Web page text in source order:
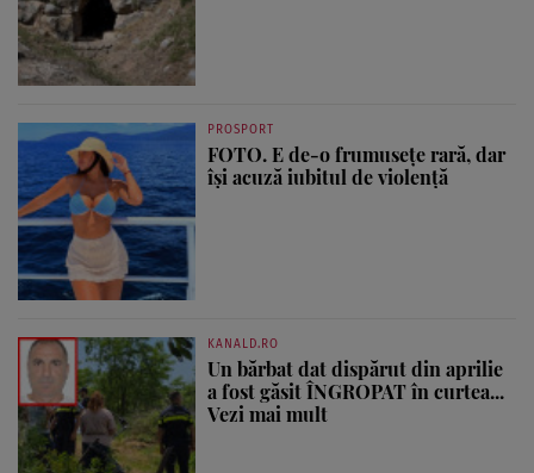
PROSPORT
FOTO. E de-o frumusețe rară, dar
își acuză iubitul de violență
KANALD.RO
Un bărbat dat dispărut din aprilie
a fost găsit ÎNGROPAT în curtea...
Vezi mai mult